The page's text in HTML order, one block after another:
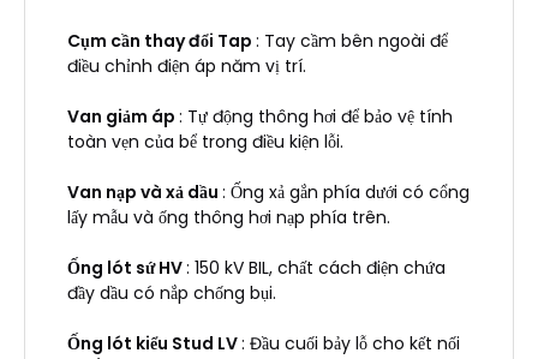
Cụm cần thay đổi Tap : Tay cầm bên ngoài để
điều chỉnh điện áp năm vị trí.
Van giảm áp : Tự động thông hơi để bảo vệ tính
toàn vẹn của bể trong điều kiện lỗi.
Van nạp và xả dầu : Ống xả gắn phía dưới có cổng
lấy mẫu và ống thông hơi nạp phía trên.
Ống lót sứ HV: 150 kV BIL, chất cách điện chứa
đầy dầu có nắp chống bụi.
Ống lót kiểu Stud LV: Đầu cuối bảy lỗ cho kết nối